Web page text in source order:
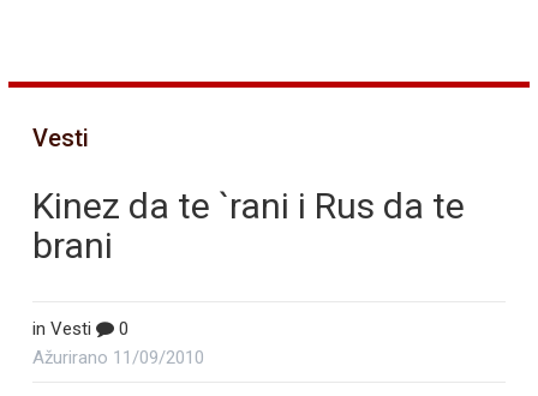
Vesti
Kinez da te `rani i Rus da te
brani
in Vesti
0
Ažurirano 11/09/2010